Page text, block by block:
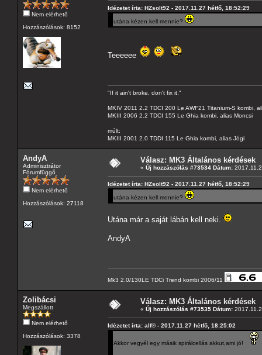
Nem elérhető
Hozzászólások: 8152
Idézetet írta: HZsolt92 - 2017.11.27 hétfő, 18:52:29
utána kézen kell mennie?
Teeeeee
"If it ain't broke, don't fix it."
MKIV 2011 2.2 TDCI 200 Le AWF21 Titanium-S kombi,
MKIII 2006 2.2 TDCI 155 Le Ghia kombi, alias Moncsi
múlt:
MKIII 2001 2.0 TDDI 115 Le Ghia kombi, alias Jógi
AndyA
Adminisztrátor
Fórumfüggő
Nem elérhető
Hozzászólások: 27118
Válasz: MK3 Általános kérdések
« Új hozzászólás #73534 Dátum:
Idézetet írta: HZsolt92 - 2017.11.27 hétfő, 18:52:29
utána kézen kell mennie?
Utána már a saját lábán kell neki.
AndyA
Mk3 2.0/130LE TDCi Trend kombi 2006/11
Zolibácsi
Megszállott
Nem elérhető
Hozzászólások: 3378
Válasz: MK3 Általános kérdések
« Új hozzászólás #73535 Dátum:
Idézetet írta: alf® - 2017.11.27 hétfő, 18:25:02
Akkor vegyél egy másik spirálcellás akkut,ami jó!